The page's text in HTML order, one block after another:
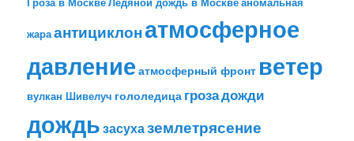
жараантициклонатмосферное
давление атмосферный фронт ветер
вулкан Шивелуч гололедица грозадожди
дождьзасухаземлетрясение